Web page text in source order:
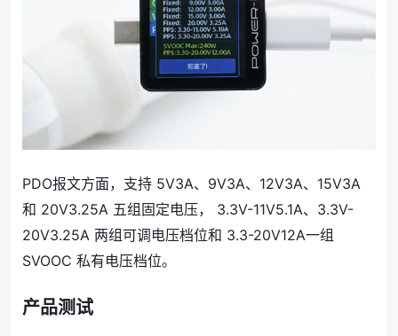
PDO报文方面，支持 5V3A、9V3A、12V3A、15V3A
和 20V3.25A 五组固定电压， 3.3V-11V5.1A、3.3V-
20V3.25A 两组可调电压档位和 3.3-20V12A一组
SVOOC 私有电压档位。
产品测试